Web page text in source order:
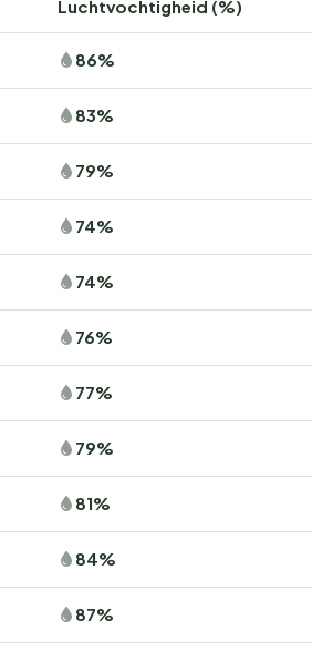
Luchtvochtigheid (%)
86%
83%
79%
74%
74%
76%
77%
79%
81%
84%
87%